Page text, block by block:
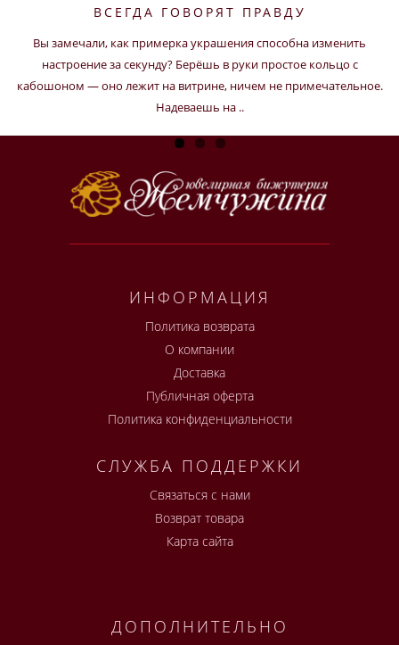
ВСЕГДА ГОВОРЯТ ПРАВДУ
Вы замечали, как примерка украшения способна изменить
настроение за секунду? Берёшь в руки простое кольцо с
кабошоном — оно лежит на витрине, ничем не примечательное.
Надеваешь на ..
ИНФОРМАЦИЯ
Политика возврата
О компании
Доставка
Публичная оферта
Политика конфиденциальности
СЛУЖБА ПОДДЕРЖКИ
Связаться с нами
Возврат товара
Карта сайта
ДОПОЛНИТЕЛЬНО